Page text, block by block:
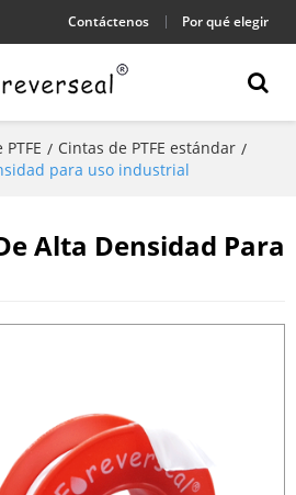
Contáctenos Por qué elegir
/ Cintas de PTFE estándar /
para uso industrial
Alta Densidad Para